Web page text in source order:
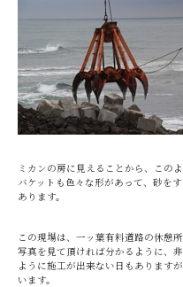
ミカンの房に見えることから、この
バケットも色々な形があって、砂を
あります。
この現場は、一ッ葉有料道路の休憩
写真を見て頂ければ分かるように、
ように施工が出来ない日もあります
います。